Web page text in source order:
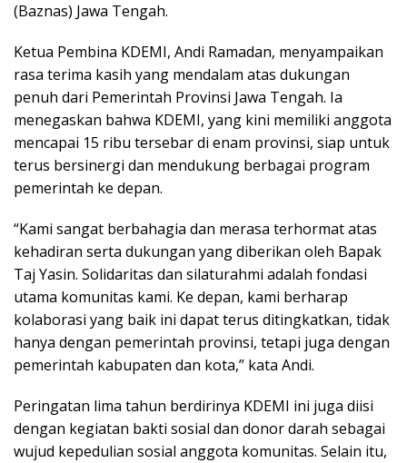
(Baznas) Jawa Tengah.
Ketua Pembina KDEMI, Andi Ramadan, menyampaikan
rasa terima kasih yang mendalam atas dukungan
penuh dari Pemerintah Provinsi Jawa Tengah. Ia
menegaskan bahwa KDEMI, yang kini memiliki anggota
mencapai 15 ribu tersebar di enam provinsi, siap untuk
terus bersinergi dan mendukung berbagai program
pemerintah ke depan.
“Kami sangat berbahagia dan merasa terhormat atas
kehadiran serta dukungan yang diberikan oleh Bapak
Taj Yasin. Solidaritas dan silaturahmi adalah fondasi
utama komunitas kami. Ke depan, kami berharap
kolaborasi yang baik ini dapat terus ditingkatkan, tidak
hanya dengan pemerintah provinsi, tetapi juga dengan
pemerintah kabupaten dan kota,” kata Andi.
Peringatan lima tahun berdirinya KDEMI ini juga diisi
dengan kegiatan bakti sosial dan donor darah sebagai
wujud kepedulian sosial anggota komunitas. Selain itu,